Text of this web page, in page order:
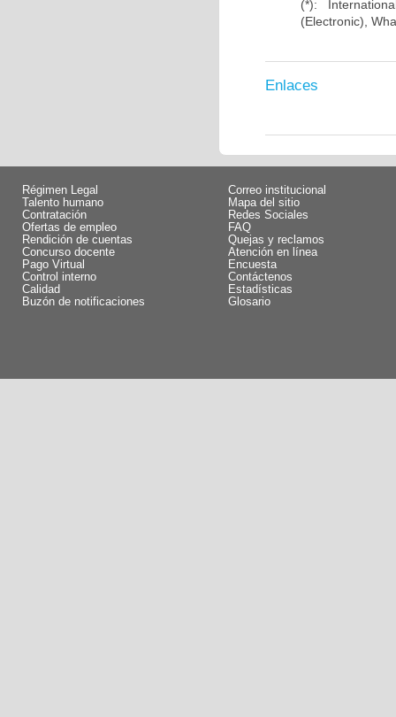
(*):
(Electronic),
Enlaces
Régimen Legal
Talento humano
Contratación
Ofertas de empleo
Rendición de cuentas
Concurso docente
Pago Virtual
Control interno
Calidad
Buzón de notificaciones
Correo institucional
Mapa del sitio
Redes Sociales
FAQ
Quejas y reclamos
Atención en línea
Encuesta
Contáctenos
Estadísticas
Glosario